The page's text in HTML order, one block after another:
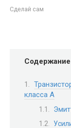
Сделай сам
Содержание
класса А